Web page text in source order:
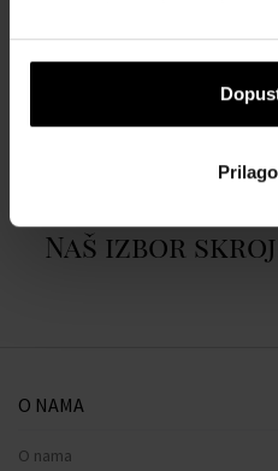
Naš izbor
O NAMA
O nama